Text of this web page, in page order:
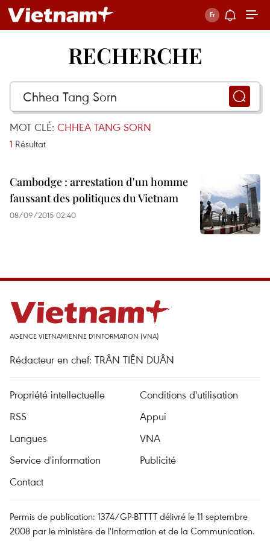
RECHERCHE
MOT CLÉ: CHHEA TANG SORN
1 Résultat
Cambodge : arrestation d'un homme
faussant des politiques du Vietnam
08/09/2015 02:40
AGENCE VIETNAMIENNE D'INFORMATION (VNA)
Rédacteur en chef: TRÂN TIÊN DUÂN
Propriété intellectuelle
Conditions d'utilisation
RSS
Appui
Langues
VNA
Service d'information
Publicité
Contact
Permis de publication: 1374/GP-BTTTT délivré le 11 septembre
2008 par le ministère de l'Information et de la Communication.